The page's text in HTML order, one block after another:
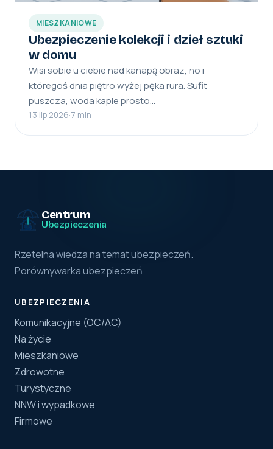
MIESZKANIOWE
Ubezpieczenie kolekcji i dzieł sztuki
w domu
Wisi sobie u ciebie nad kanapą obraz, no i
któregoś dnia piętro wyżej pęka rura. Sufit
puszcza, woda kapie prosto…
13 lip 2026·7 min
Centrum
Ubezpieczenia
Rzetelna wiedza na temat ubezpieczeń.
Porównywarka ubezpieczeń
UBEZPIECZENIA
Komunikacyjne (OC/AC)
Na życie
Mieszkaniowe
Zdrowotne
Turystyczne
NNW i wypadkowe
Firmowe